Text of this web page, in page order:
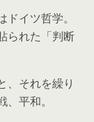
イツ哲学。
られた「判断
、それを繰り
平和。